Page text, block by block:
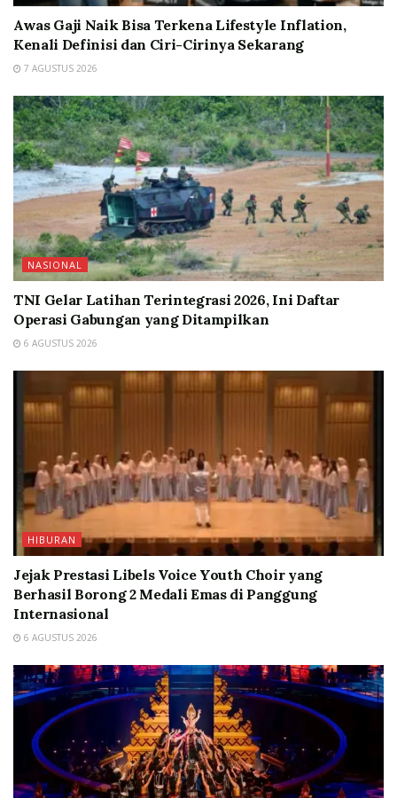
Awas Gaji Naik Bisa Terkena Lifestyle Inflation,
Kenali Definisi dan Ciri-Cirinya Sekarang
7 AGUSTUS 2026
NASIONAL
TNI Gelar Latihan Terintegrasi 2026, Ini Daftar
Operasi Gabungan yang Ditampilkan
6 AGUSTUS 2026
HIBURAN
Jejak Prestasi Libels Voice Youth Choir yang
Berhasil Borong 2 Medali Emas di Panggung
Internasional
6 AGUSTUS 2026